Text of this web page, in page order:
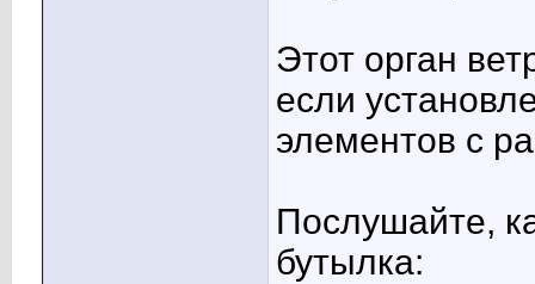
Этот орган
если
элементов с
Послушайте,
бутылка: